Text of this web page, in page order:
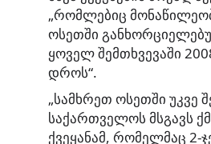
„რომლებიც
ოსეთში
ყოველ შემთხვევაში
დროს“.
„სამხრეთ ოსეთში უკვე
საქართველოს მსგავს
ქვეყანამ, რომელმაც 2-